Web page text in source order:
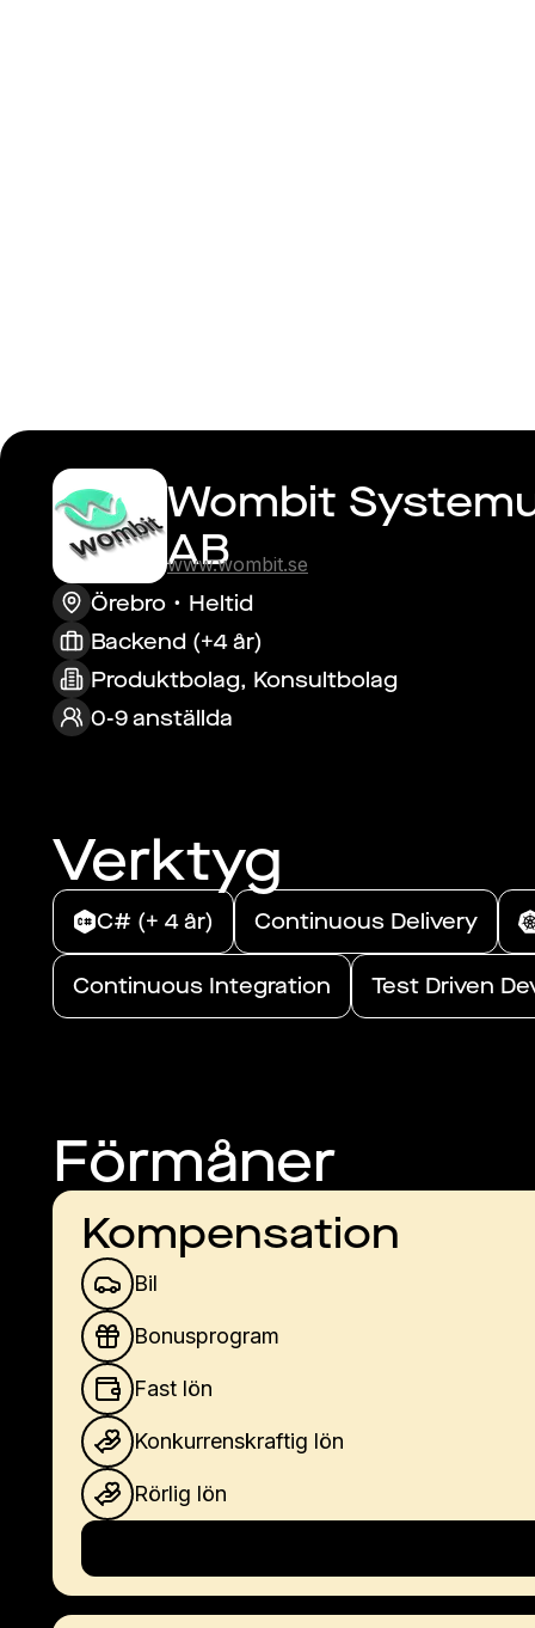
Wombit
AB
www.wombit.se
Örebro
Heltid
Backend (+4 år)
Produktbolag, Konsultbolag
0-9 anställda
Verktyg
C# (+ 4 år) Continuous Delivery
Continuous Integration Test Driven
Förmåner
Kompensation
Bil
Bonusprogram
Fast lön
Konkurrenskraftig lön
Rörlig lön